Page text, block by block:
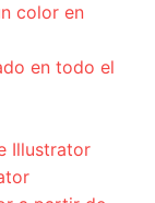
color en
en todo el
Illustrator